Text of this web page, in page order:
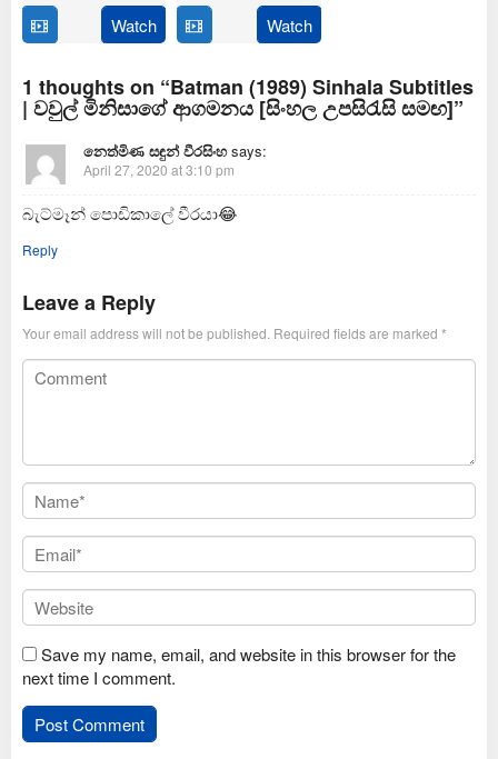
2025
Watch
Jan
Anil
Ravipudi
Watch
1 thoughts on “Batman (1989) Sinhala Subtitles
| වවුල් මිනිසාගේ ආගමනය [සිංහල උපසිරැසි සමඟ]”
නෙත්මිණ සඳුන් වීරසිංහ says:
April 27, 2020 at 3:10 pm
බැට්මෑන් පොඩිකාලේ වීරයා😂
Reply
Leave a Reply
Your email address will not be published. Required fields are marked *
Save my name, email, and website in this browser for the
next time I comment.